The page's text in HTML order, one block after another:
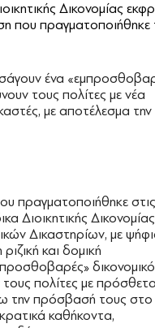
Δικονομίας
που πραγματοποιήθηκε
ένα
τους πολίτες με νέα
με αποτέλεσμα την
πραγματοποιήθηκε
Δικαστηρίων, με
και δομική
δικονομικό
πολίτες με πρόσθετα
την πρόσβασή τους στο
καθήκοντα,